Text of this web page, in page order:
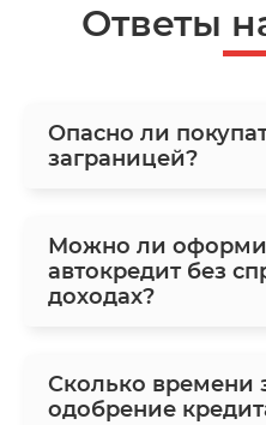
Ответы
Опасно ли
заграницей?
Можно ли
автокредит без
доходах?
Сколько времени
одобрение